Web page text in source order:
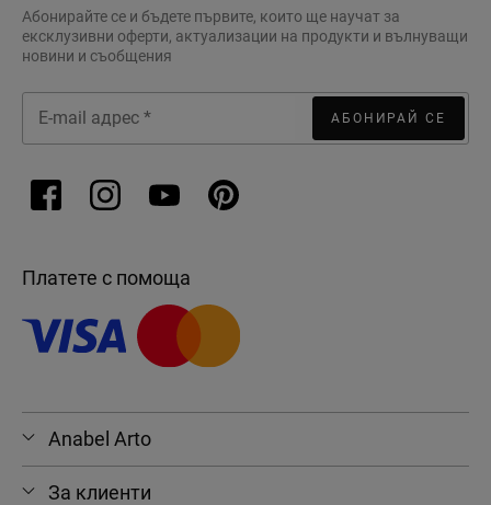
Абонирайте се и бъдете първите, които ще научат за
ексклузивни оферти, актуализации на продукти и вълнуващи
новини и съобщения
АБОНИРАЙ СЕ
Платете с помоща
Anabel Arto
За клиенти